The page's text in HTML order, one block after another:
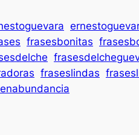
frasesbonitas
fraseslindas